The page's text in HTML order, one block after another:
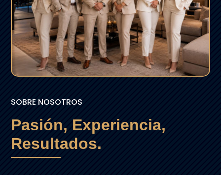
SOBRE NOSOTROS
Pasión, Experiencia,
Resultados.